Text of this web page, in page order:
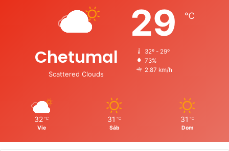
Chetumal
Scattered Clouds
29 ℃
32º - 29º
73%
2.87 km/h
32 ℃
Vie
31 ℃
Sáb
31 ℃
Dom